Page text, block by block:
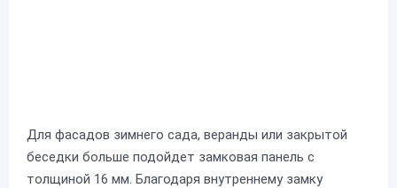
Для фасадов зимнего сада, веранды или закрытой
беседки больше подойдет замковая панель с
толщиной 16 мм. Благодаря внутреннему замку